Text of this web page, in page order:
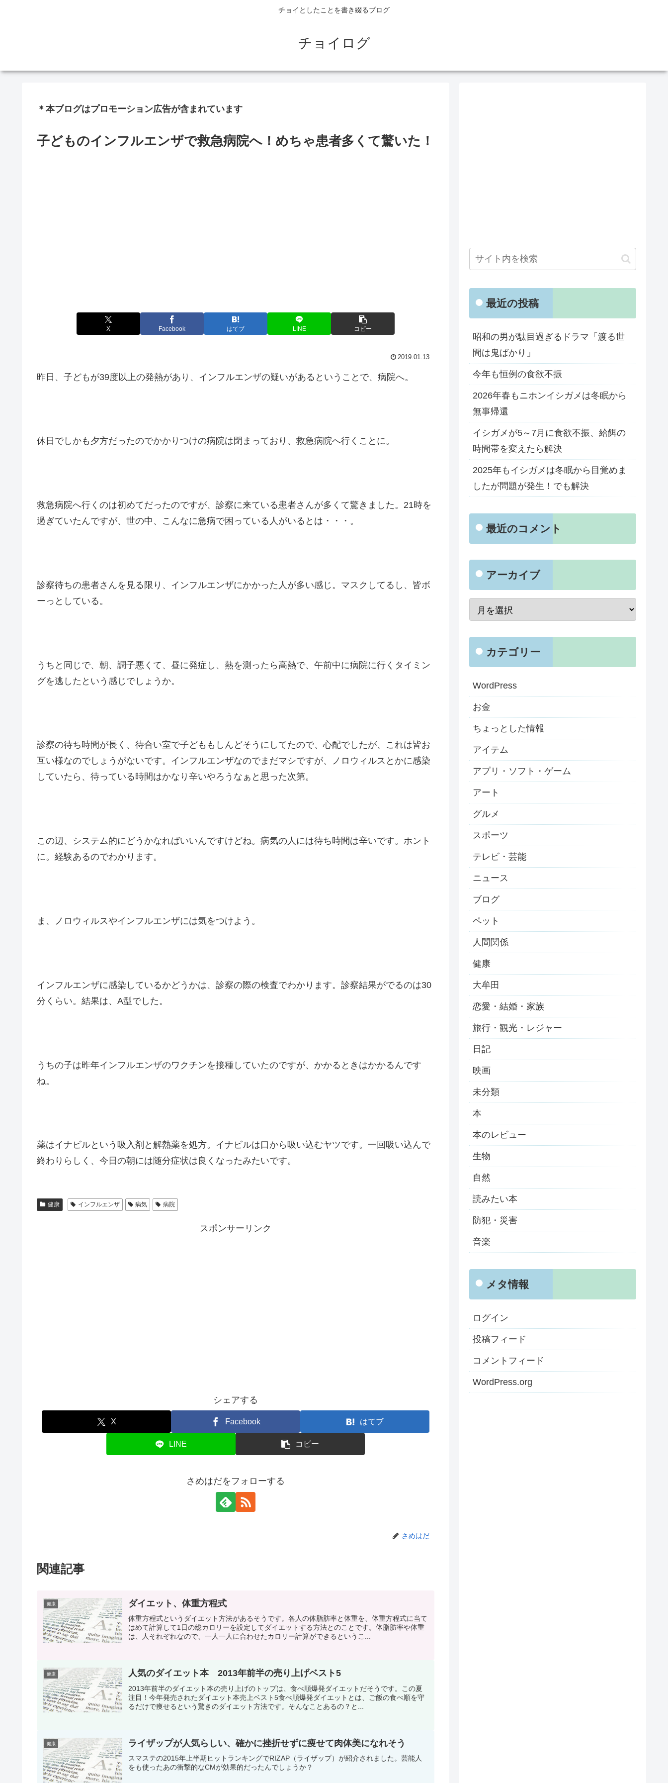
チョイとしたことを書き綴るブログ
チョイログ
＊本ブログはプロモーション広告が含まれています
子どものインフルエンザで救急病院へ！めちゃ患者多くて驚いた！
X Facebook はてブ LINE コピー
2019.01.13
昨日、子どもが39度以上の発熱があり、インフルエンザの疑いがあるということで、病院へ。
休日でしかも夕方だったのでかかりつけの病院は閉まっており、救急病院へ行くことに。
救急病院へ行くのは初めてだったのですが、診察に来ている患者さんが多くて驚きました。21時を
過ぎていたんですが、世の中、こんなに急病で困っている人がいるとは・・・。
診察待ちの患者さんを見る限り、インフルエンザにかかった人が多い感じ。マスクしてるし、皆ボ
ーっとしている。
うちと同じで、朝、調子悪くて、昼に発症し、熱を測ったら高熱で、午前中に病院に行くタイミン
グを逃したという感じでしょうか。
診察の待ち時間が長く、待合い室で子どももしんどそうにしてたので、心配でしたが、これは皆お
互い様なのでしょうがないです。インフルエンザなのでまだマシですが、ノロウィルスとかに感染
していたら、待っている時間はかなり辛いやろうなぁと思った次第。
この辺、システム的にどうかなればいいんですけどね。病気の人には待ち時間は辛いです。ホント
に。経験あるのでわかります。
ま、ノロウィルスやインフルエンザには気をつけよう。
インフルエンザに感染しているかどうかは、診察の際の検査でわかります。診察結果がでるのは30
分くらい。結果は、A型でした。
うちの子は昨年インフルエンザのワクチンを接種していたのですが、かかるときはかかるんです
ね。
薬はイナビルという吸入剤と解熱薬を処方。イナビルは口から吸い込むヤツです。一回吸い込んで
終わりらしく、今日の朝には随分症状は良くなったみたいです。
健康 インフルエンザ 病気 病院
スポンサーリンク
シェアする
X Facebook はてブ
LINE コピー
さめはだをフォローする
さめはだ
関連記事
健康 ダイエット、体重方程式
体重方程式というダイエット方法があるそうです。各人の体脂肪率と体重を、体重方程式に当て
はめて計算して1日の総カロリーを設定してダイエットする方法とのことです。体脂肪率や体重
は、人それぞれなので、一人一人に合わせたカロリー計算ができるというこ...
健康 人気のダイエット本 2013年前半の売り上げベスト5
2013年前半のダイエット本の売り上げのトップは、食べ順爆発ダイエットだそうです。この夏
注目！今年発売されたダイエット本売上ベスト5食べ順爆発ダイエットとは、ご飯の食べ順を守
るだけで痩せるという驚きのダイエット方法です。そんなことあるの？と...
健康 ライザップが人気らしい、確かに挫折せずに痩せて肉体美になれそう
スマステの2015年上半期ヒットランキングでRIZAP（ライザップ）が紹介されました。芸能人
をも使ったあの衝撃的なCMが効果的だったんでしょうか？
最近の投稿
昭和の男が駄目過ぎるドラマ「渡る世
間は鬼ばかり」
今年も恒例の食欲不振
2026年春もニホンイシガメは冬眠から
無事帰還
イシガメが5～7月に食欲不振、給餌の
時間帯を変えたら解決
2025年もイシガメは冬眠から目覚めま
したが問題が発生！でも解決
最近のコメント
アーカイブ
カテゴリー
WordPress
お金
ちょっとした情報
アイテム
アプリ・ソフト・ゲーム
アート
グルメ
スポーツ
テレビ・芸能
ニュース
ブログ
ペット
人間関係
健康
大牟田
恋愛・結婚・家族
旅行・観光・レジャー
日記
映画
未分類
本
本のレビュー
生物
自然
読みたい本
防犯・災害
音楽
メタ情報
ログイン
投稿フィード
コメントフィード
WordPress.org